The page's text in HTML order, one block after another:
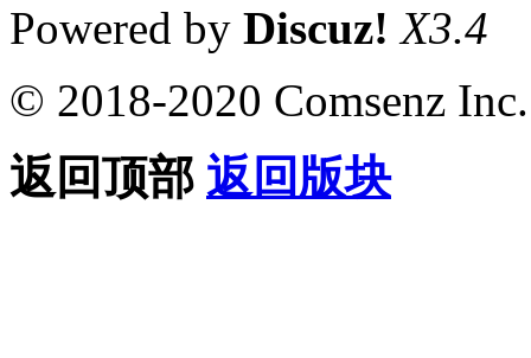
Powered by Discuz! X3.4
© 2018-2020 Comsenz Inc.
返回顶部 返回版块